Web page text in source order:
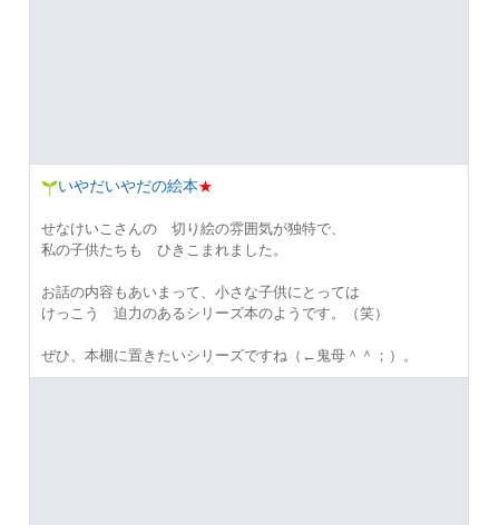
いやだいやだの絵本★
せなけいこさんの 切り絵の雰囲気が独特で、
私の子供たちも ひきこまれました。
お話の内容もあいまって、小さな子供にとっては
けっこう 迫力のあるシリーズ本のようです。（笑）
ぜひ、本棚に置きたいシリーズですね（←鬼母＾＾；）。